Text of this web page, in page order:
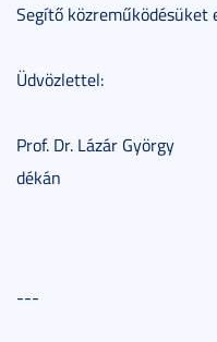
Segítő közreműködésüket
Üdvözlettel:
Prof. Dr. Lázár György
dékán
---